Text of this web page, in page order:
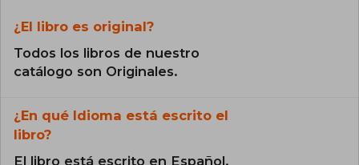
¿El libro es original?
Todos los libros de nuestro
catálogo son Originales.
¿En qué Idioma está escrito el
libro?
El libro está escrito en Español.